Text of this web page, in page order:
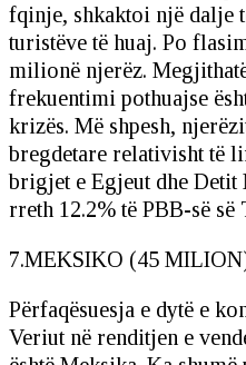
fqinje, shkaktoi një dalje
turistëve të huaj. Po
milionë njerëz.
frekuentimi pothuajse
krizës. Më shpesh,
bregdetare relativisht të
brigjet e Egjeut dhe Detit
rreth 12.2% të PBB-së së
7.MEKSIKO (45
Përfaqësuesja e dytë e
Veriut në renditjen e